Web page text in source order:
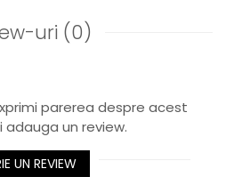
uri (0)
parerea despre acest
un review.
UN REVIEW